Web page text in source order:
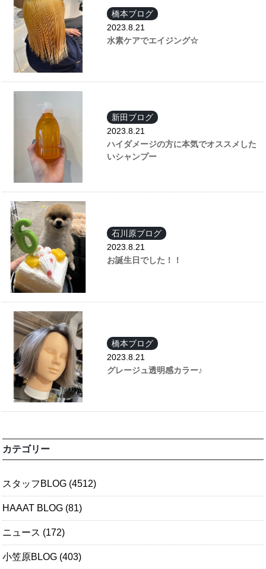
橋本ブログ
2023.8.21
水素ケアでエイジング☆
新田ブログ
2023.8.21
ハイダメージの方に本気でオススメした
いシャンプー
石川原ブログ
2023.8.21
お誕生日でした！！
橋本ブログ
2023.8.21
グレージュ透明感カラー♪
カテゴリー
スタッフBLOG (4512)
HAAAT BLOG (81)
ニュース (172)
小笠原BLOG (403)